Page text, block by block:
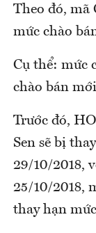
Theo đó, mã
mức chào
Cụ thể: mức
chào bán
Trước đó,
Sen sẽ bị
29/10/2018,
25/10/2018,
thay hạn